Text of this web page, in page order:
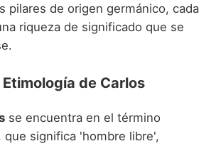
de niño que empiezan por X
de niño que empiezan por Y
de niño que empiezan por Z
pilares de origen germánico, cada
riqueza de significado que se
de Carlos
se encuentra en el término
que significa 'hombre libre',